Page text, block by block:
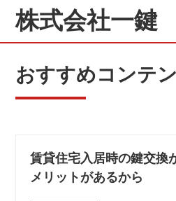
株式会社一鍵
おすすめコンテ
賃貸住宅入居時の鍵交換
メリットがあるから